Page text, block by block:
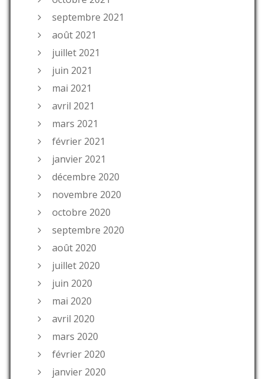
septembre 2021
août 2021
juillet 2021
juin 2021
mai 2021
avril 2021
mars 2021
février 2021
janvier 2021
décembre 2020
novembre 2020
octobre 2020
septembre 2020
août 2020
juillet 2020
juin 2020
mai 2020
avril 2020
mars 2020
février 2020
janvier 2020